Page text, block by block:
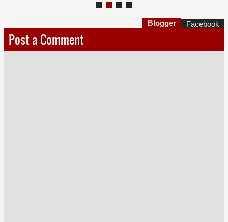
Post a Comment
Blogger Facebook